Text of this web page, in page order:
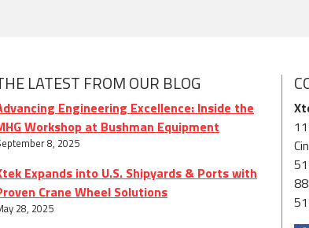
LATEST FROM OUR BLOG
Engineering Excellence: Inside the
Workshop at Bushman Equipment
8, 2025
Expands into U.S. Shipyards & Ports with
Crane Wheel Solutions
28, 2025